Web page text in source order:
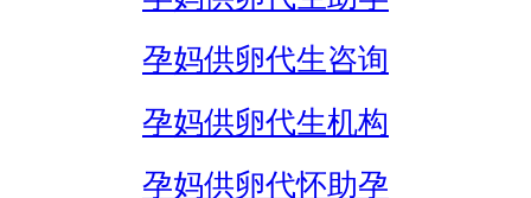
孕妈供卵代生咨询
孕妈供卵代生机构
孕妈供卵代怀助孕